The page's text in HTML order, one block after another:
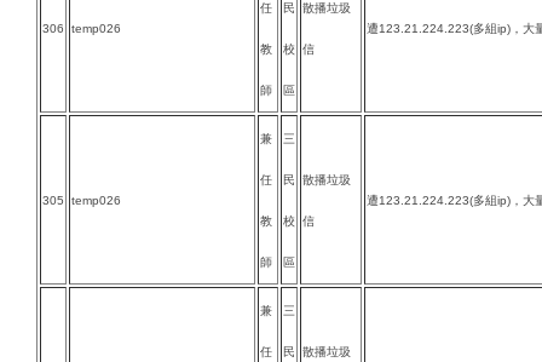
306 temp026
任
教
師
民
校
區
散播垃圾
信
遭123.21.224.223(多組ip)，大
305 temp026
兼
任
教
師
三
民
校
區
散播垃圾
信
遭123.21.224.223(多組ip)，大
兼
任
三
民 散播垃圾